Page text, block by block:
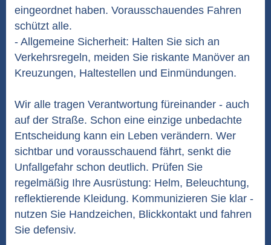
eingeordnet haben. Vorausschauendes Fahren
schützt alle.
- Allgemeine Sicherheit: Halten Sie sich an
Verkehrsregeln, meiden Sie riskante Manöver an
Kreuzungen, Haltestellen und Einmündungen.
Wir alle tragen Verantwortung füreinander - auch
auf der Straße. Schon eine einzige unbedachte
Entscheidung kann ein Leben verändern. Wer
sichtbar und vorausschauend fährt, senkt die
Unfallgefahr schon deutlich. Prüfen Sie
regelmäßig Ihre Ausrüstung: Helm, Beleuchtung,
reflektierende Kleidung. Kommunizieren Sie klar -
nutzen Sie Handzeichen, Blickkontakt und fahren
Sie defensiv.